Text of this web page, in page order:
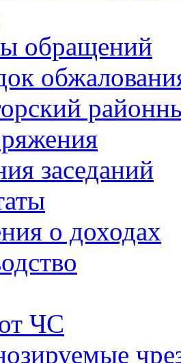
обращений
заседаний
о доходах
ЧС